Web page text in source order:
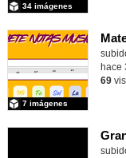
34 imágenes
7 imágenes
hace
69